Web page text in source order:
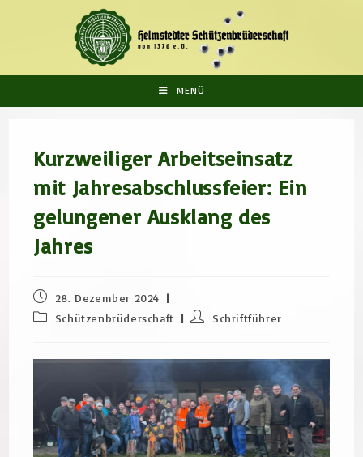
MENÜ
Kurzweiliger Arbeitseinsatz
mit Jahresabschlussfeier: Ein
gelungener Ausklang des
Jahres
Beitrag
veröffentlicht:
28. Dezember 2024
Beitrags-
Schützenbrüderschaft
Beitrags-
Schriftführer